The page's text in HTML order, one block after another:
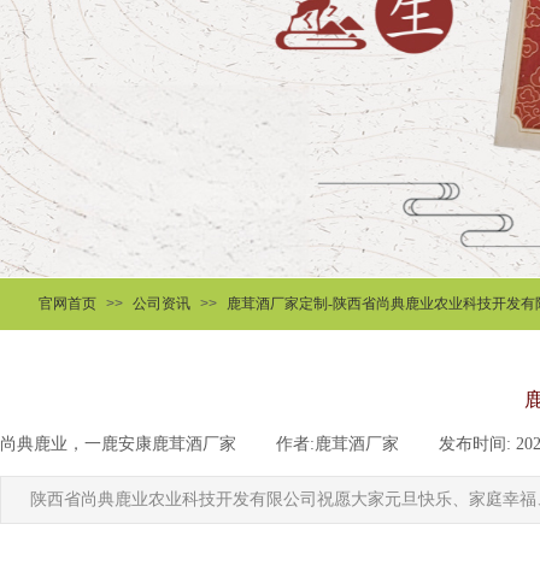
官网首页 >> 公司资讯 >> 鹿茸酒厂家定制-陕西省尚典鹿业农业科技开发有
尚典鹿业，一鹿安康鹿茸酒厂家 作者:鹿茸酒厂家 发布时间:
陕西省尚典鹿业农业科技开发有限公司祝愿大家元旦快乐、家庭幸